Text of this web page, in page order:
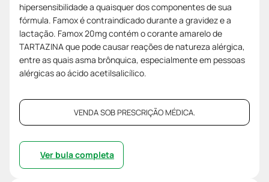
hipersensibilidade a quaisquer dos componentes de sua
fórmula. Famox é contraindicado durante a gravidez e a
lactação. Famox 20mg contém o corante amarelo de
TARTAZINA que pode causar reações de natureza alérgica,
entre as quais asma brônquica, especialmente em pessoas
alérgicas ao ácido acetilsalicílico.
VENDA SOB PRESCRIÇÃO MÉDICA.
Ver bula completa